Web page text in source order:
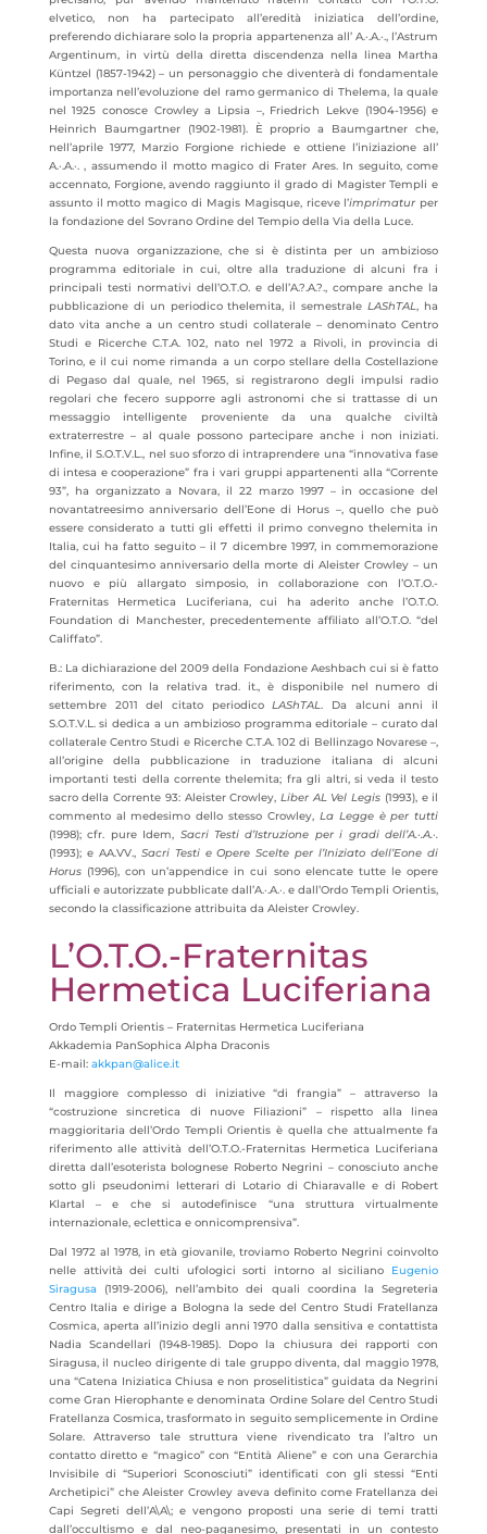
elvetico, non ha partecipato all’eredità iniziatica dell’ordine,
preferendo dichiarare solo la propria appartenenza all’ A.·.A.·., l’Astrum
Argentinum, in virtù della diretta discendenza nella linea Martha
Küntzel (1857-1942) – un personaggio che diventerà di fondamentale
importanza nell’evoluzione del ramo germanico di Thelema, la quale
nel 1925 conosce Crowley a Lipsia –, Friedrich Lekve (1904-1956) e
Heinrich Baumgartner (1902-1981). È proprio a Baumgartner che,
nell’aprile 1977, Marzio Forgione richiede e ottiene l’iniziazione all’
A.·.A.·. , assumendo il motto magico di Frater Ares. In seguito, come
accennato, Forgione, avendo raggiunto il grado di Magister Templi e
assunto il motto magico di Magis Magisque, riceve l’imprimatur per
la fondazione del Sovrano Ordine del Tempio della Via della Luce.
Questa nuova organizzazione, che si è distinta per un ambizioso
programma editoriale in cui, oltre alla traduzione di alcuni fra i
principali testi normativi dell’O.T.O. e dell’A.?.A.?., compare anche la
pubblicazione di un periodico thelemita, il semestraleLAShTAL, ha
dato vita anche a un centro studi collaterale – denominato Centro
Studi e Ricerche C.T.A. 102, nato nel 1972 a Rivoli, in provincia di
Torino, e il cui nome rimanda a un corpo stellare della Costellazione
di Pegaso dal quale, nel 1965, si registrarono degli impulsi radio
regolari che fecero supporre agli astronomi che si trattasse di un
messaggio intelligente proveniente da una qualche civiltà
extraterrestre – al quale possono partecipare anche i non iniziati.
Infine, il S.O.T.V.L., nel suo sforzo di intraprendere una “innovativa fase
di intesa e cooperazione” fra i vari gruppi appartenenti alla “Corrente
93”, ha organizzato a Novara, il 22 marzo 1997 – in occasione del
novantatreesimo anniversario dell’Eone di Horus –, quello che può
essere considerato a tutti gli effetti il primo convegno thelemita in
Italia, cui ha fatto seguito – il 7 dicembre 1997, in commemorazione
del cinquantesimo anniversario della morte di Aleister Crowley – un
nuovo e più allargato simposio, in collaborazione con l’O.T.O.-
Fraternitas Hermetica Luciferiana, cui ha aderito anche l’O.T.O.
Foundation di Manchester, precedentemente affiliato all’O.T.O. “del
Califfato”.
B.: La dichiarazione del 2009 della Fondazione Aeshbach cui si è fatto
riferimento, con la relativa trad. it., è disponibile nel numero di
settembre 2011 del citato periodicoLAShTAL. Da alcuni anni il
S.O.T.V.L. si dedica a un ambizioso programma editoriale – curato dal
collaterale Centro Studi e Ricerche C.T.A. 102 di Bellinzago Novarese –,
all’origine della pubblicazione in traduzione italiana di alcuni
importanti testi della corrente thelemita; fra gli altri, si veda il testo
sacro della Corrente 93: Aleister Crowley, Liber AL Vel Legis (1993), e il
commento al medesimo dello stesso Crowley, La Legge è per tutti
(1998); cfr. pure Idem, Sacri Testi d’Istruzione per i gradi dell’A.·.A.·.
(1993); e AA.VV., Sacri Testi e Opere Scelte per l’Iniziato dell’Eone di
Horus(1996), con un’appendice in cui sono elencate tutte le opere
ufficiali e autorizzate pubblicate dall’A.·.A.·. e dall’Ordo Templi Orientis,
secondo la classificazione attribuita da Aleister Crowley.
L’O.T.O.-Fraternitas
Hermetica Luciferiana
Ordo Templi Orientis – Fraternitas Hermetica Luciferiana
Akkademia PanSophica Alpha Draconis
E-mail: akkpan@alice.it
Il maggiore complesso di iniziative “di frangia” – attraverso la
“costruzione sincretica di nuove Filiazioni” – rispetto alla linea
maggioritaria dell’Ordo Templi Orientis è quella che attualmente fa
riferimento alle attività dell’O.T.O.-Fraternitas Hermetica Luciferiana
diretta dall’esoterista bolognese Roberto Negrini – conosciuto anche
sotto gli pseudonimi letterari di Lotario di Chiaravalle e di Robert
Klartal – e che si autodefinisce “una struttura virtualmente
internazionale, eclettica e onnicomprensiva”.
Dal 1972 al 1978, in età giovanile, troviamo Roberto Negrini coinvolto
nelle attività dei culti ufologici sorti intorno al siciliano Eugenio
Siragusa (1919-2006), nell’ambito dei quali coordina la Segreteria
Centro Italia e dirige a Bologna la sede del Centro Studi Fratellanza
Cosmica, aperta all’inizio degli anni 1970 dalla sensitiva e contattista
Nadia Scandellari (1948-1985). Dopo la chiusura dei rapporti con
Siragusa, il nucleo dirigente di tale gruppo diventa, dal maggio 1978,
una “Catena Iniziatica Chiusa e non proselitistica” guidata da Negrini
come Gran Hierophante e denominata Ordine Solare del Centro Studi
Fratellanza Cosmica, trasformato in seguito semplicemente in Ordine
Solare. Attraverso tale struttura viene rivendicato tra l’altro un
contatto diretto e “magico” con “Entità Aliene” e con una Gerarchia
Invisibile di “Superiori Sconosciuti” identificati con gli stessi “Enti
Archetipici” che Aleister Crowley aveva definito come Fratellanza dei
Capi Segreti dell’A\A\; e vengono proposti una serie di temi tratti
dall’occultismo e dal neo-paganesimo, presentati in un contesto